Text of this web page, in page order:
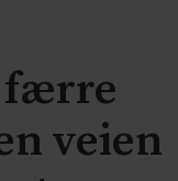
færre
veien